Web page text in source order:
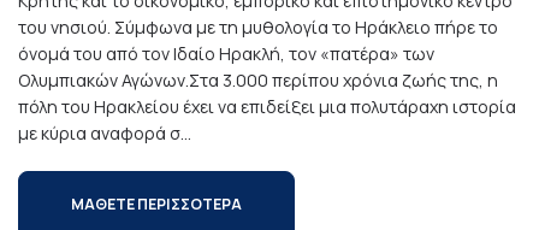
του νησιού. Σύμφωνα με τη μυθολογία το Ηράκλειο πήρε το
όνομά του από τον Ιδαίο Ηρακλή, τον «πατέρα» των
Ολυμπιακών Αγώνων.Στα 3.000 περίπου χρόνια ζωής της, η
πόλη του Ηρακλείου έχει να επιδείξει μια πολυτάραχη ιστορία
με κύρια αναφορά σ...
ΜΑΘΕΤΕ ΠΕΡΙΣΣΟΤΕΡΑ